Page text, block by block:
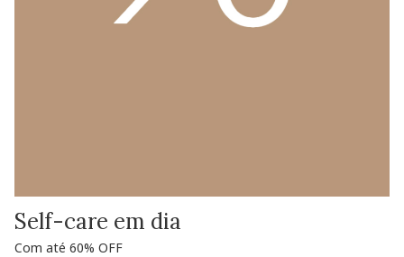
Self-care em dia
Com até 60% OFF